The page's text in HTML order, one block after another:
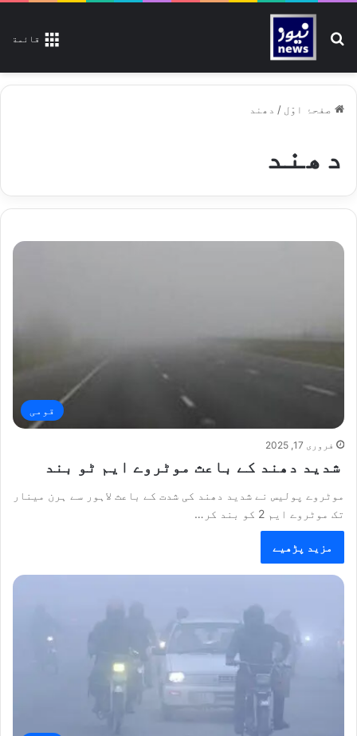
قائمة تلاش کیجیے
صفحۂ اوّل / دھند
دھند
قومی
فروری 17, 2025
شدید دھند کے باعث موٹروے ایم ٹو بند
موٹروے پولیس نے شدید دھند کی شدت کے باعث لاہور سے ہرن مینار
تک موٹروے ایم 2 کو بند کر…
مزید پڑھیے